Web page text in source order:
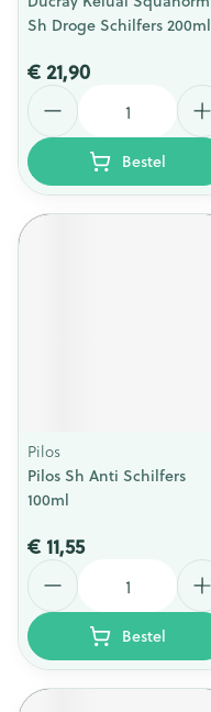
Sh Droge Schilfers 200ml
€ 21,90
Bestel
Pilos
Pilos Sh Anti Schilfers
100ml
€ 11,55
Bestel